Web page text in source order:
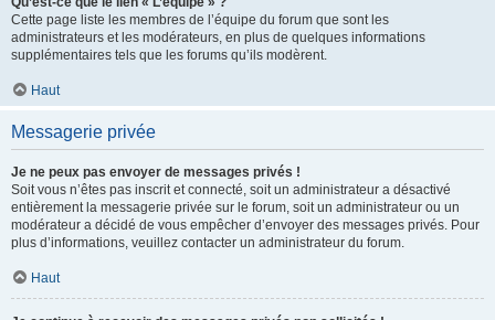
Cette page liste les membres de l’équipe du forum que sont les
administrateurs et les modérateurs, en plus de quelques informations
supplémentaires tels que les forums qu’ils modèrent.
Haut
Messagerie privée
Je ne peux pas envoyer de messages privés !
Soit vous n’êtes pas inscrit et connecté, soit un administrateur a désactivé
entièrement la messagerie privée sur le forum, soit un administrateur ou un
modérateur a décidé de vous empêcher d’envoyer des messages privés. Pour
plus d’informations, veuillez contacter un administrateur du forum.
Haut